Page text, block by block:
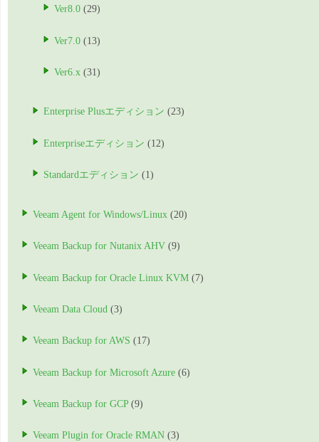
Ver8.0 (29)
Ver7.0 (13)
Ver6.x (31)
Enterprise Plusエディション (23)
Enterpriseエディション (12)
Standardエディション (1)
Veeam Agent for Windows/Linux (20)
Veeam Backup for Nutanix AHV (9)
Veeam Backup for Oracle Linux KVM (7)
Veeam Data Cloud (3)
Veeam Backup for AWS (17)
Veeam Backup for Microsoft Azure (6)
Veeam Backup for GCP(9)
Veeam Plugin for Oracle RMAN (3)